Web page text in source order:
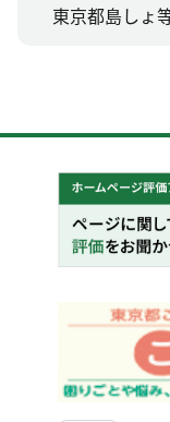
東京都島しょ